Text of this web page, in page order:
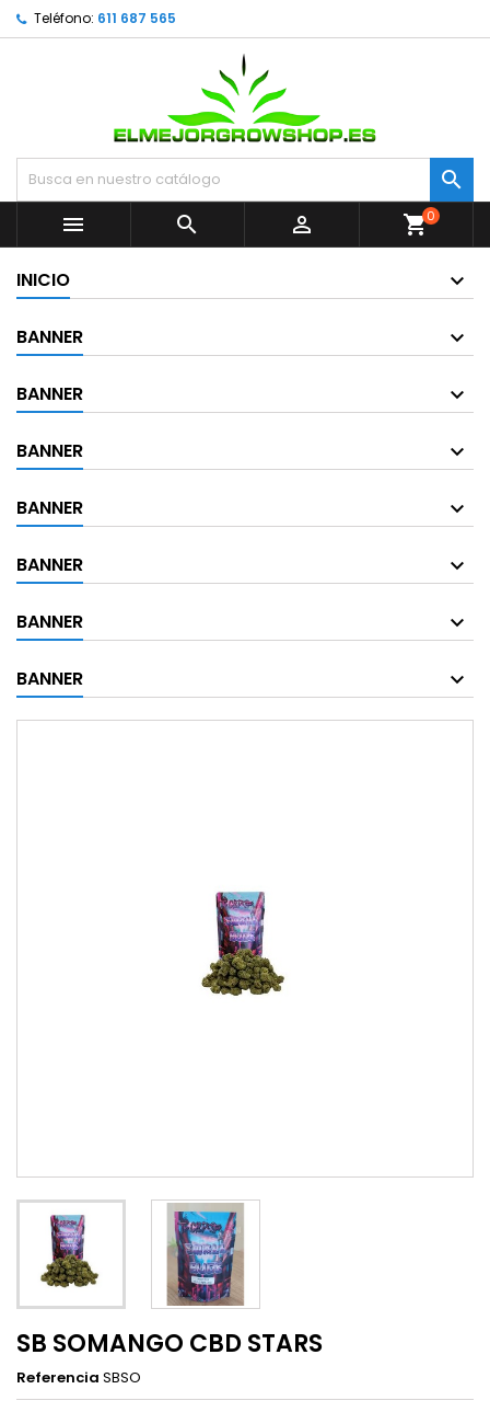
Teléfono: 611 687 565


  shopping_cart0
INICIO
BANNER
BANNER
BANNER
BANNER
BANNER
BANNER
BANNER
SB SOMANGO CBD STARS
Referencia SBSO